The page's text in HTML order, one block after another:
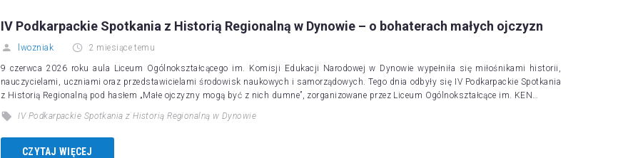
IV Podkarpackie Spotkania z Historią Regionalną w Dynowie – o bohaterach małych ojczyzn
lwozniak 2 miesiące temu
9 czerwca 2026 roku aula Liceum Ogólnokształcącego im. Komisji Edukacji Narodowej w Dynowie wypełniła się miłośnikami historii,
nauczycielami, uczniami oraz przedstawicielami środowisk naukowych i samorządowych. Tego dnia odbyły się IV Podkarpackie Spotkania
z Historią Regionalną pod hasłem „Małe ojczyzny mogą być z nich dumne”, zorganizowane przez Liceum Ogólnokształcące im. KEN…
IV Podkarpackie Spotkania z Historią Regionalną w Dynowie
CZYTAJ WIĘCEJ